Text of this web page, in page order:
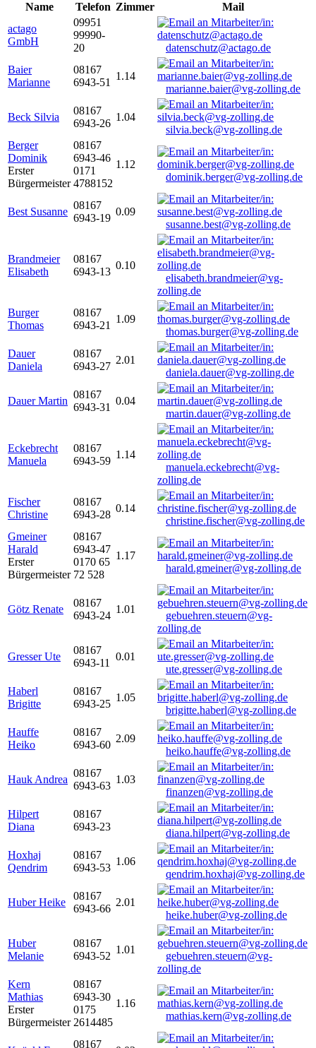
Name
Telefon Zimmer
Mail
actago
GmbH
09951
99990-
20
datenschutz@actago.de
Baier
Marianne
08167
6943-51
1.14
marianne.baier@vg-zolling.de
Beck Silvia
08167
6943-26
1.04
silvia.beck@vg-zolling.de
Berger
Dominik
Erster
Bürgermeister
08167
6943-46
0171
4788152
1.12
dominik.berger@vg-zolling.de
Best Susanne
08167
6943-19
0.09
susanne.best@vg-zolling.de
Brandmeier
Elisabeth
08167
6943-13
0.10
elisabeth.brandmeier@vg-
zolling.de
Burger
Thomas
08167
6943-21
1.09
thomas.burger@vg-zolling.de
Dauer
Daniela
08167
6943-27
2.01
daniela.dauer@vg-zolling.de
Dauer Martin
08167
6943-31
0.04
martin.dauer@vg-zolling.de
Eckebrecht
Manuela
08167
6943-59
1.14
manuela.eckebrecht@vg-
zolling.de
Fischer
Christine
08167
6943-28
0.14
christine.fischer@vg-zolling.de
Gmeiner
Harald
Erster
Bürgermeister
08167
6943-47
0170 65
72 528
1.17
harald.gmeiner@vg-zolling.de
Götz Renate
08167
6943-24
1.01
gebuehren.steuern@vg-
zolling.de
Gresser Ute
08167
6943-11
0.01
ute.gresser@vg-zolling.de
Haberl
Brigitte
08167
6943-25
1.05
brigitte.haberl@vg-zolling.de
Hauffe
Heiko
08167
6943-60
2.09
heiko.hauffe@vg-zolling.de
Hauk Andrea
08167
6943-63
1.03
finanzen@vg-zolling.de
Hilpert
Diana
08167
6943-23
diana.hilpert@vg-zolling.de
Hoxhaj
Qendrim
08167
6943-53
1.06
qendrim.hoxhaj@vg-zolling.de
Huber Heike
08167
6943-66
2.01
heike.huber@vg-zolling.de
Huber
Melanie
08167
6943-52
1.01
gebuehren.steuern@vg-
zolling.de
Kern
Mathias
Erster
Bürgermeister
08167
6943-30
0175
2614485
1.16
mathias.kern@vg-zolling.de
08167